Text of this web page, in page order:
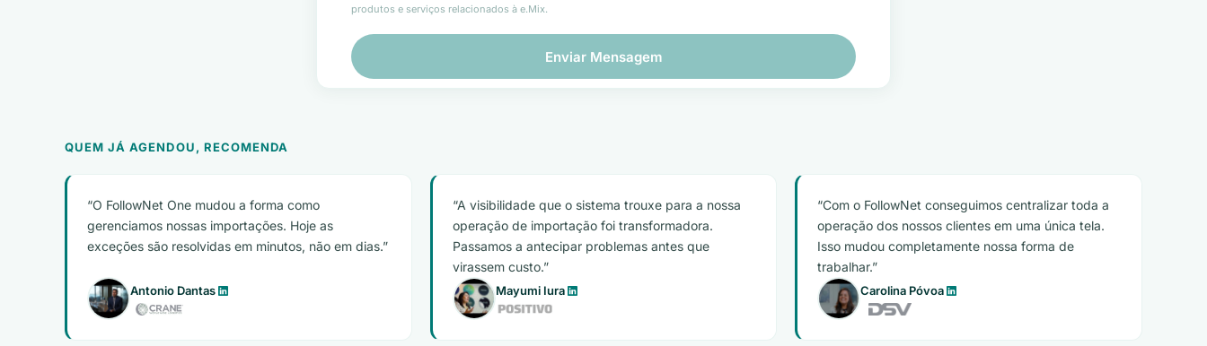
produtos e serviços relacionados à e.Mix.
QUEM JÁ AGENDOU, RECOMENDA
O FollowNet One mudou a forma como
gerenciamos nossas importações. Hoje as
exceções são resolvidas em minutos, não em dias.
Antonio Dantas
A visibilidade que o sistema trouxe para a nossa
operação de importação foi transformadora.
Passamos a antecipar problemas antes que
virassem custo.
Mayumi Iura
Com o FollowNet conseguimos centralizar toda a
operação dos nossos clientes em uma única tela.
Isso mudou completamente nossa forma de
trabalhar.
Carolina Póvoa